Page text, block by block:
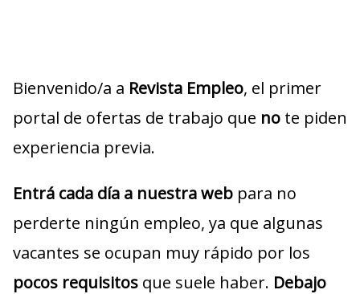
Bienvenido/a a Revista Empleo, el primer
portal de ofertas de trabajo que no te piden
experiencia previa.
Entrá cada día a nuestra web para no
perderte ningún empleo, ya que algunas
vacantes se ocupan muy rápido por los
pocos requisitos que suele haber. Debajo